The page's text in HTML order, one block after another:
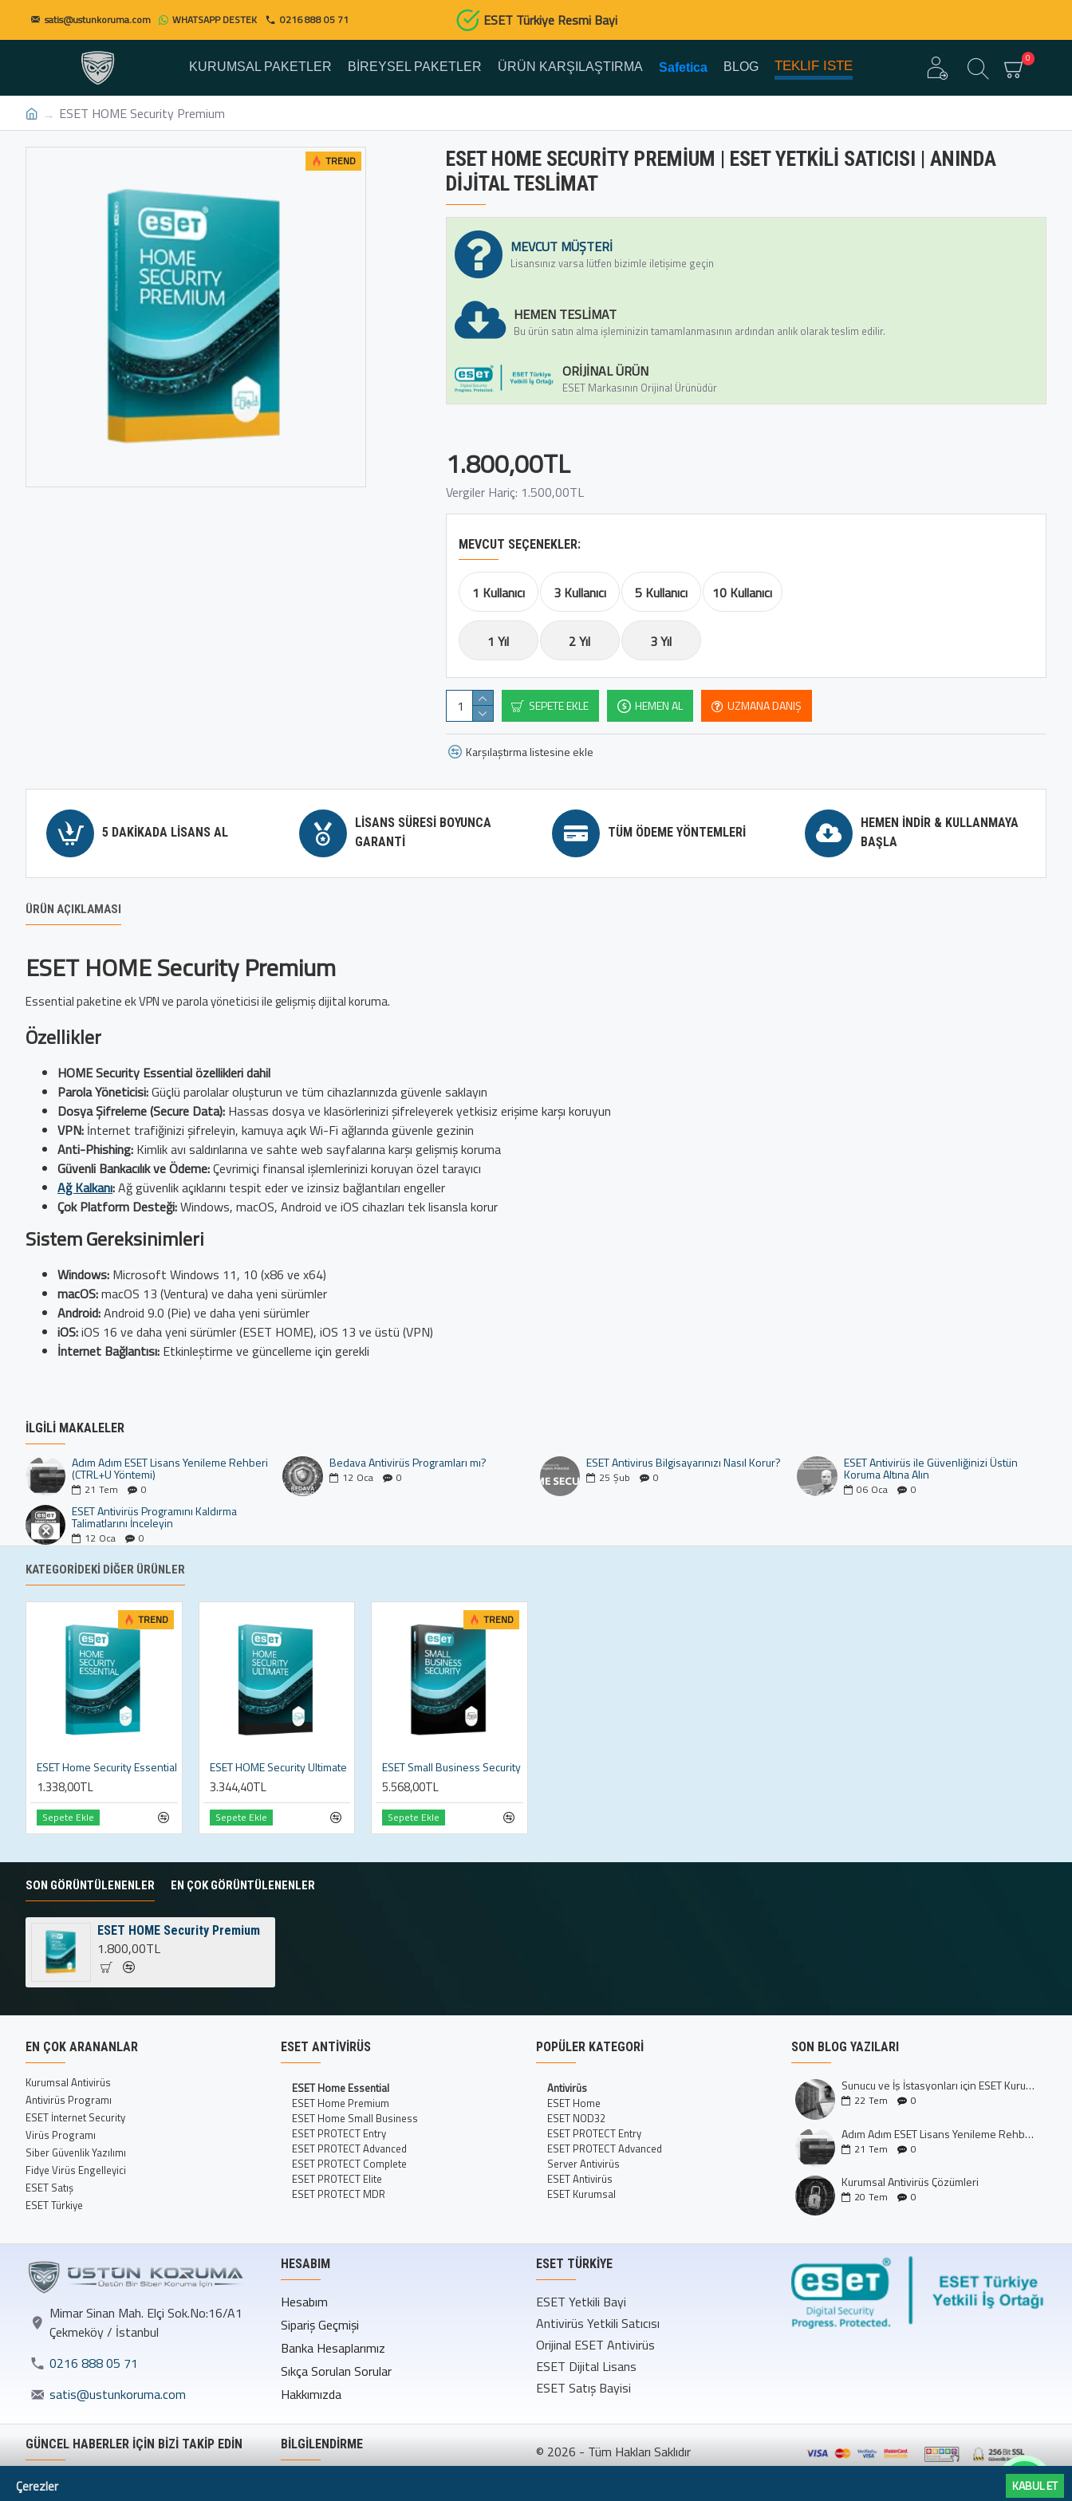
satis@ustunkoruma.com WHATSAPP DESTEK 0216 888 05 71 ESET Türkiye Resmi Bayi
KURUMSAL PAKETLER BIREYSEL PAKETLER ÜRÜN KARŞILAŞTIRMA Safetica BLOG TEKLIF ISTE
0
ESET HOME Security Premium
TREND
ESET HOME SECURITY PREMIUM | ESET YETKILI SATICISI | ANINDA
DIJITAL TESLIMAT
MEVCUT MÜŞTERI
Lisansınız varsa lütfen bizimle iletişime geçin
HEMEN TESLIMAT
Bu ürün satın alma işleminizin tamamlanmasının ardından anlık olarak teslim edilir.
ORIJINAL ÜRÜN
ESET Markasının Orijinal Ürünüdür
1.800,00TL
Vergiler Hariç: 1.500,00TL
MEVCUT SEÇENEKLER:
1 Kullanıcı 3 Kullanıcı 5 Kullanıcı 10 Kullanıcı
1 Yıl 2 Yıl 3 Yıl
SEPETE EKLE HEMEN AL UZMANA DANIŞ
Karşılaştırma listesine ekle
5 DAKIKADA LISANS AL
LISANS SÜRESI BOYUNCA
GARANTI
TÜM ÖDEME YÖNTEMLERI
HEMEN İNDIR & KULLANMAYA
BAŞLA
ÜRÜN AÇIKLAMASI
ESET HOME Security Premium
Essential paketine ek VPN ve parola yöneticisi ile gelişmiş dijital koruma.
Özellikler
HOME Security Essential özellikleri dahil
Parola Yöneticisi:Güçlü parolalar oluşturun ve tüm cihazlarınızda güvenle saklayın
Dosya Şifreleme (Secure Data): Hassas dosya ve klasörlerinizi şifreleyerek yetkisiz erişime karşı koruyun
VPN: İnternet trafiğinizi şifreleyin, kamuya açık Wi-Fi ağlarında güvenle gezinin
Anti-Phishing: Kimlik avı saldırılarına ve sahte web sayfalarına karşı gelişmiş koruma
Güvenli Bankacılık ve Ödeme:Çevrimiçi finansal işlemlerinizi koruyan özel tarayıcı
Ağ Kalkanı:Ağ güvenlik açıklarını tespit eder ve izinsiz bağlantıları engeller
Çok Platform Desteği:Windows, macOS, Android ve iOS cihazları tek lisansla korur
Sistem Gereksinimleri
Windows: Microsoft Windows 11, 10 (x86 ve x64)
macOS:macOS 13 (Ventura) ve daha yeni sürümler
Android:Android 9.0 (Pie) ve daha yeni sürümler
iOS:iOS 16 ve daha yeni sürümler (ESET HOME), iOS 13 ve üstü (VPN)
İnternet Bağlantısı: Etkinleştirme ve güncelleme için gerekli
İLGILI MAKALELER
Adım Adım ESET Lisans Yenileme Rehberi
(CTRL+U Yöntemi)
21 Tem 0
Bedava Antivirüs Programları mı?
12 Oca 0
ESET Antivirus Bilgisayarınızı Nasıl Korur?
25 Şub 0
ESET Antivirüs ile Güvenliğinizi Üstün
Koruma Altına Alın
06 Oca 0
ESET Antivirüs Programını Kaldırma
Talimatlarını İnceleyin
12 Oca 0
KATEGORIDEKI DIĞER ÜRÜNLER
TREND
ESET Home Security Essential
1.338,00TL
Sepete Ekle
ESET HOME Security Ultimate
3.344,40TL
Sepete Ekle
TREND
ESET Small Business Security
5.568,00TL
Sepete Ekle
SON GÖRÜNTÜLENENLER EN ÇOK GÖRÜNTÜLENENLER
ESET HOME Security Premium
1.800,00TL
EN ÇOK ARANANLAR
Kurumsal Antivirüs
Antivirüs Programı
ESET İnternet Security
Virüs Programı
Siber Güvenlik Yazılımı
Fidye Virüs Engelleyici
ESET Satış
ESET Türkiye
ESET ANTIVIRÜS
ESET Home Essential
ESET Home Premium
ESET Home Small Business
ESET PROTECT Entry
ESET PROTECT Advanced
ESET PROTECT Complete
ESET PROTECT Elite
ESET PROTECT MDR
POPÜLER KATEGORI
Antivirüs
ESET Home
ESET NOD32
ESET PROTECT Entry
ESET PROTECT Advanced
Server Antivirüs
ESET Antivirüs
ESET Kurumsal
SON BLOG YAZILARI
Sunucu ve İş İstasyonları için ESET Kurumsal Koruma: Dijital Kalenizi İnşa Edin
22 Tem 0
Adım Adım ESET Lisans Yenileme Rehberi (CTRL+U Yöntemi)
21 Tem 0
Kurumsal Antivirüs Çözümleri
20 Tem 0
Mimar Sinan Mah. Elçi Sok.No:16/A1
Çekmeköy / İstanbul
0216 888 05 71
satis@ustunkoruma.com
HESABIM
Hesabım
Sipariş Geçmişi
Banka Hesaplarımız
Sıkça Sorulan Sorular
Hakkımızda
ESET TÜRKIYE
ESET Yetkili Bayi
Antivirüs Yetkili Satıcısı
Orijinal ESET Antivirüs
ESET Dijital Lisans
ESET Satış Bayisi
GÜNCEL HABERLER İÇİN BİZİ TAKİP EDİN BILGILENDIRME © 2026 - Tüm Hakları Saklıdır
KABUL ET
Çerezler